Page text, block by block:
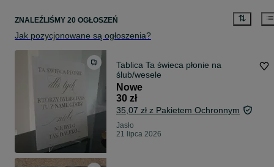
ZNALEŹLIŚMY 20 OGŁOSZEŃ
Jak pozycjonowane są ogłoszenia?
Tablica Ta świeca płonie na
ślub/wesele
Nowe
30 zł
35,07 zł z Pakietem Ochronnym
Jasło
21 lipca 2026